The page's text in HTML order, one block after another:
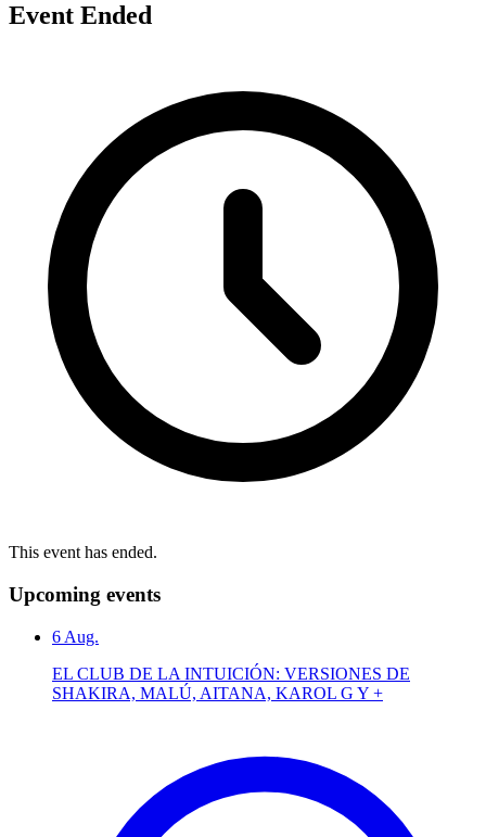
Event Ended
This event has ended.
Upcoming events
6 Aug.
EL CLUB DE LA INTUICIÓN: VERSIONES DE
SHAKIRA, MALÚ, AITANA, KAROL G Y +